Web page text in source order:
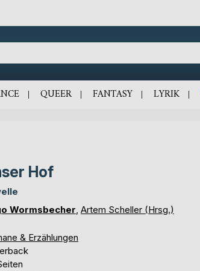
QUEER FANTASY LYRIK
Hof
Wormsbecher Artem Scheller (Hrsg.)
& Erzählungen